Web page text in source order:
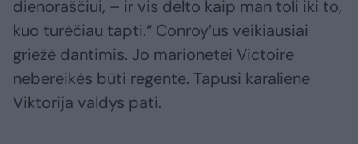
dienoraščiui, – ir vis dėlto kaip man toli iki to,
kuo turėčiau tapti.“ Conroy’us veikiausiai
griežė dantimis. Jo marionetei Victoire
nebereikės būti regente. Tapusi karaliene
Viktorija valdys pati.